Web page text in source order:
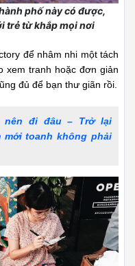
phố này có được,
trẻ từ khắp mọi nơi
để nhâm nhi một tách
xem tranh hoặc đơn giản
đủ để bạn thư giãn rồi.
nên đi đâu – Trở lại
mới toanh không phải